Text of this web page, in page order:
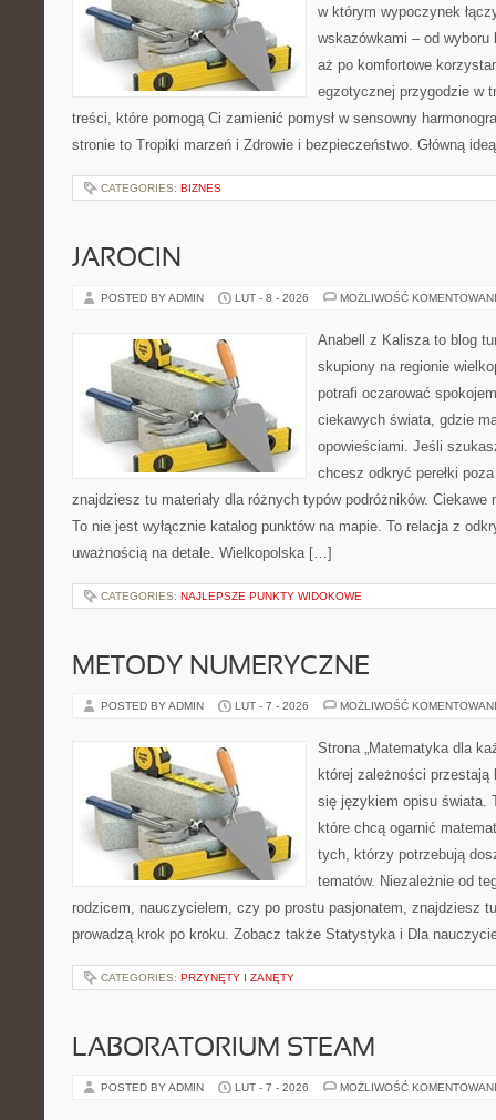
w którym wypoczynek
wskazówkami – od wyboru
aż po komfortowe
egzotycznej przygodzie w
treści, które pomogą Ci zamienić pomysł w sensowny
stronie to Tropiki marzeń i Zdrowie i bezpieczeństwo. Główną
CATEGORIES: BIZNES
JAROCIN
POSTED BY ADMIN LUT - 8 - 2026 MOŻLIWOŚĆ
Anabell z Kalisza to blog
skupiony na regionie
potrafi oczarować
ciekawych świata, gdzie
opowieściami. Jeśli
chcesz odkryć perełki
znajdziesz tu materiały dla różnych typów podróżników.
To nie jest wyłącznie katalog punktów na mapie. To relacja z
uważnością na detale. Wielkopolska […]
CATEGORIES: NAJLEPSZE PUNKTY WIDOKOWE
METODY NUMERYCZNE
POSTED BY ADMIN LUT - 7 - 2026 MOŻLIWOŚĆ
Strona „Matematyka dla
której zależności
się językiem opisu świata.
które chcą ogarnić
tych, którzy potrzebują
tematów. Niezależnie od
rodzicem, nauczycielem, czy po prostu pasjonatem, znajdziesz
prowadzą krok po kroku. Zobacz także Statystyka i Dla
CATEGORIES: PRZYNĘTY I ZANĘTY
LABORATORIUM STEAM
POSTED BY ADMIN LUT - 7 - 2026 MOŻLIWOŚĆ